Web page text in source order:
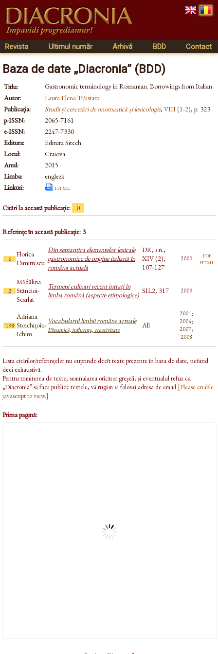
Revista Ultimul număr Arhivă BDD Contact
Baza de date „Diacronia” (BDD)
Titlu:
Gastronomic terminology in Romanian. Borrowings from Italian
Autor:
Laura Elena Trăistaru
Publicația:
Studii și cercetări de onomastică și lexicologie, VIII (1-2), p. 323
p-ISSN:
2065-7161
e-ISSN:
2247-7330
Editura:
Editura Sitech
Locul:
Craiova
Anul:
2015
Limba:
engleză
Linkuri:
html
Citări la această publicație: 0
Referințe în această publicație: 3
6
Florica
Dimitrescu
Din semantica elementelor lexicale
gastronomice de origine italiană în
româna actuală
DR, s.n.,
XIV (2),
107-127
2009 pdf
html
2
Mădălina
Stăncioi-
Scarlat
Termeni culinari recent intrați în
limba română (aspecte etimologice) SIL2, 317 2009
198
Adriana
Stoichițoiu-
Ichim
Vocabularul limbii române actuale
Dinamică, influenţe, creativitate
All
2001;
2005;
2007;
2008
Lista citărilor/referințelor nu cuprinde decît texte prezente în baza de date, nefiind
deci exhaustivă.
Pentru trimiterea de texte, semnalarea oricăror greșeli, și eventualul refuz ca
„Diacronia” să facă publice textele, vă rugăm să folosiți adresa de email [Please enable
javascript to view.].
Prima pagină: